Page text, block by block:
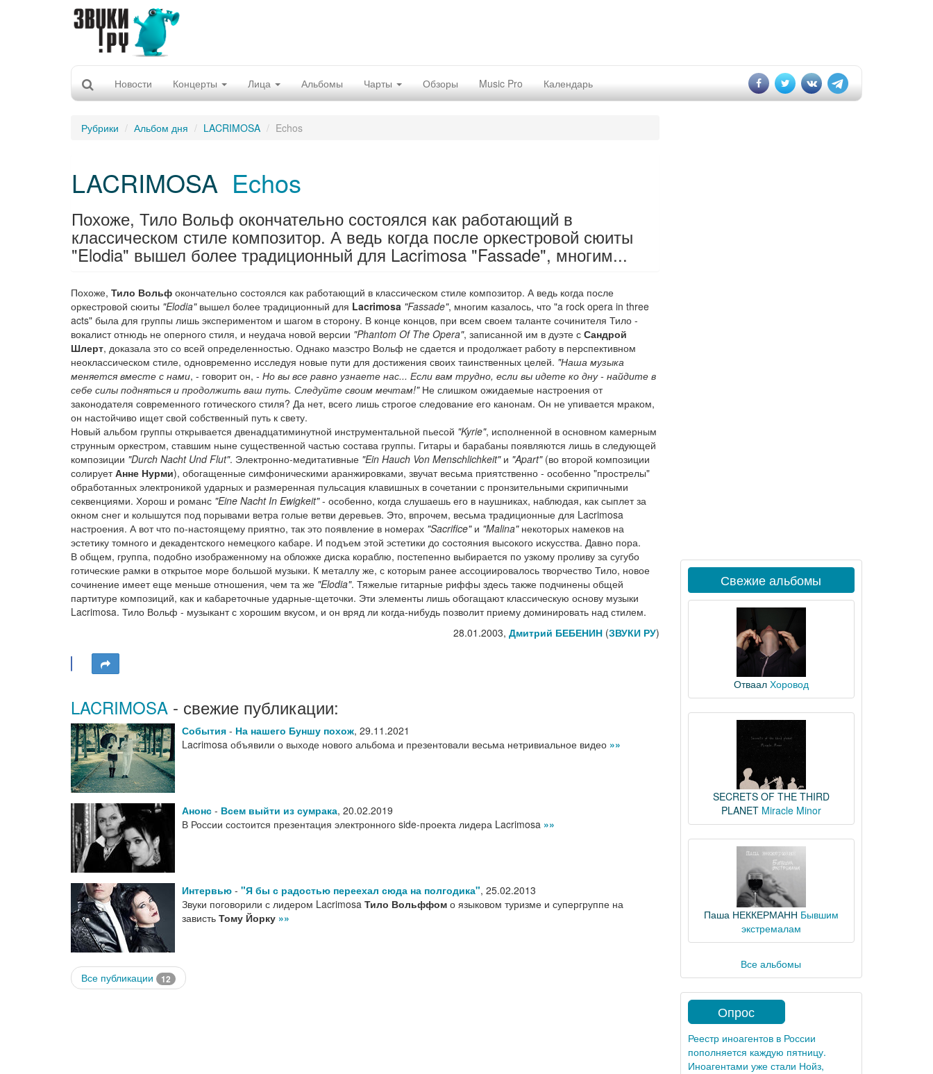
Новости Концерты Лица Альбомы Чарты Обзоры Music Pro Календарь
Рубрики Альбом дня LACRIMOSA Echos
LACRIMOSA Echos
Похоже, Тило Вольф окончательно состоялся как работающий в
классическом стиле композитор. А ведь когда после оркестровой сюиты
"Elodia" вышел более традиционный для Lacrimosa "Fassade", многим...
Похоже, Тило Вольф окончательно состоялся как работающий в классическом стиле композитор. А ведь когда после
оркестровой сюиты "Elodia"вышел более традиционный для Lacrimosa "Fassade", многим казалось, что "a rock opera in three
acts" была для группы лишь экспериментом и шагом в сторону. В конце концов, при всем своем таланте сочинителя Тило -
вокалист отнюдь не оперного стиля, и неудача новой версии "Phantom Of The Opera", записанной им в дуэте с Сандрой
Шлерт, доказала это со всей определенностью. Однако маэстро Вольф не сдается и продолжает работу в перспективном
неоклассическом стиле, одновременно исследуя новые пути для достижения своих таинственных целей. "Наша музыка
меняется вместе с нами, - говорит он, - Но вы все равно узнаете нас... Если вам трудно, если вы идете ко дну - найдите в
себе силы подняться и продолжить ваш путь. Следуйте своим мечтам!"Не слишком ожидаемые настроения от
законодателя современного готического стиля? Да нет, всего лишь строгое следование его канонам. Он не упивается мраком,
он настойчиво ищет свой собственный путь к свету.
Новый альбом группы открывается двенадцатиминутной инструментальной пьесой "Kyrie", исполненной в основном камерным
струнным оркестром, ставшим ныне существенной частью состава группы. Гитары и барабаны появляются лишь в следующей
композиции "Durch Nacht Und Flut". Электронно-медитативные "Ein Hauch Von Menschlichkeit"и "Apart"(во второй композиции
солируетАнне Нурми), обогащенные симфоническими аранжировками, звучат весьма приятственно - особенно "прострелы"
обработанных электроникой ударных и размеренная пульсация клавишных в сочетании с пронзительными скрипичными
секвенциями. Хорош и романс "Eine Nacht In Ewigkeit"- особенно, когда слушаешь его в наушниках, наблюдая, как сыплет за
окном снег и колышутся под порывами ветра голые ветви деревьев. Это, впрочем, весьма традиционные для Lacrimosa
настроения. А вот что по-настоящему приятно, так это появление в номерах "Sacrifice"и "Malina"некоторых намеков на
эстетику томного и декадентского немецкого кабаре. И подъем этой эстетики до состояния высокого искусства. Давно пора.
В общем, группа, подобно изображенному на обложке диска кораблю, постепенно выбирается по узкому проливу за сугубо
готические рамки в открытое море большой музыки. К металлу же, с которым ранее ассоциировалось творчество Тило, новое
сочинение имеет еще меньше отношения, чем та же "Elodia". Тяжелые гитарные риффы здесь также подчинены общей
партитуре композиций, как и кабареточные ударные-щеточки. Эти элементы лишь обогащают классическую основу музыки
Lacrimosa. Тило Вольф - музыкант с хорошим вкусом, и он вряд ли когда-нибудь позволит приему доминировать над стилем.
28.01.2003, Дмитрий БЕБЕНИН(ЗВУКИ РУ)
LACRIMOSA - свежие публикации:
События - На нашего Буншу похож, 29.11.2021
Lacrimosa объявили о выходе нового альбома и презентовали весьма нетривиальное видео »»
Анонс - Всем выйти из сумрака, 20.02.2019
В России состоится презентация электронного side-проекта лидера Lacrimosa »»
Интервью - "Я бы с радостью переехал сюда на полгодика", 25.02.2013
Звуки поговорили с лидером Lacrimosa Тило Вольффом о языковом туризме и супергруппе на
зависть Тому Йорку »»
Все публикации 12
Свежие альбомы
Отваал Хоровод
SECRETS OF THE THIRD
PLANET Miracle Minor
Паша НЕККЕРМАНН Бывшим
экстремалам
Все альбомы
Опрос
Реестр иноагентов в России
пополняется каждую пятницу.
Иноагентами уже стали Нойз,